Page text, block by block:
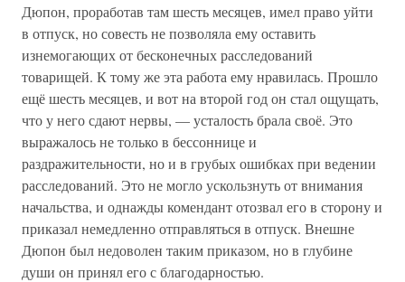
Дюпон, проработав там шесть месяцев, имел право уйти
в отпуск, но совесть не позволяла ему оставить
изнемогающих от бесконечных расследований
товарищей. К тому же эта работа ему нравилась. Прошло
ещё шесть месяцев, и вот на второй год он стал ощущать,
что у него сдают нервы, — усталость брала своё. Это
выражалось не только в бессоннице и
раздражительности, но и в грубых ошибках при ведении
расследований. Это не могло ускользнуть от внимания
начальства, и однажды комендант отозвал его в сторону и
приказал немедленно отправляться в отпуск. Внешне
Дюпон был недоволен таким приказом, но в глубине
души он принял его с благодарностью.